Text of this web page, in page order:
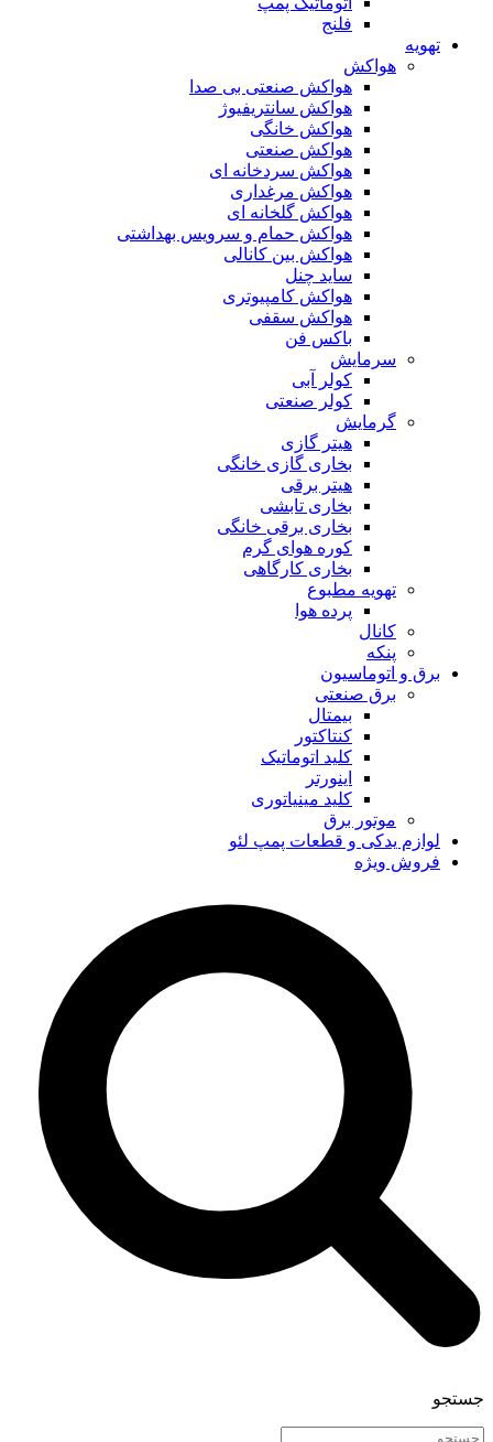
فلنج
تهویه
هواکش
هواکش صنعتی بی صدا
هواکش سانتریفیوژ
هواکش خانگی
هواکش صنعتی
هواکش سردخانه ای
هواکش مرغداری
هواکش گلخانه ای
هواکش حمام و سرویس بهداشتی
هواکش بین کانالی
ساید چنل
هواکش کامپیوتری
هواکش سقفی
باکس فن
سرمایش
کولر آبی
کولر صنعتی
گرمایش
هیتر گازی
بخاری گازی خانگی
هیتر برقی
بخاری تابشی
بخاری برقی خانگی
کوره هوای گرم
بخاری کارگاهی
تهویه مطبوع
پرده هوا
کانال
پنکه
برق و اتوماسیون
برق صنعتی
بیمتال
کنتاکتور
کلید اتوماتیک
اینورتر
کلید مینیاتوری
موتور برق
لوازم یدکی و قطعات پمپ لئو
فروش ویژه
جستجو